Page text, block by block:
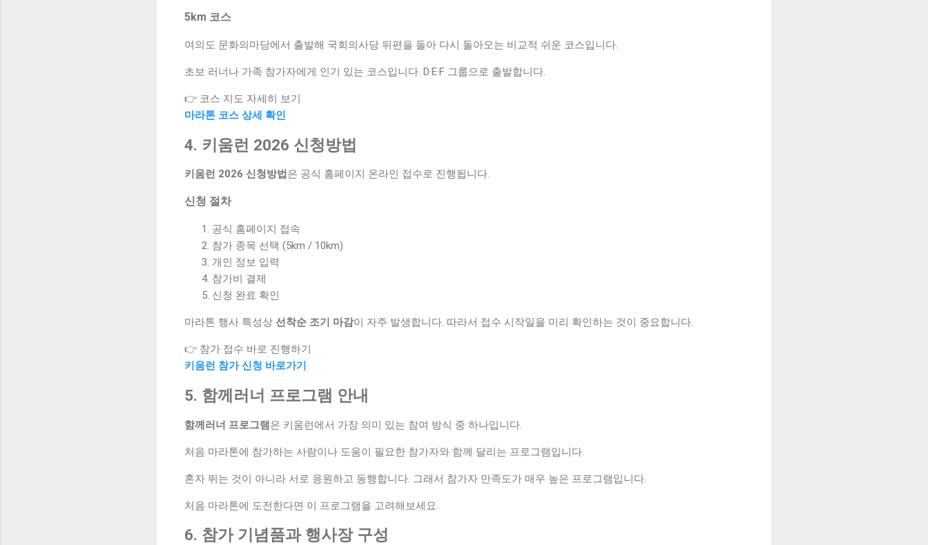
5km 코스
여의도 문화의마당에서 출발해 국회의사당 뒤편을 돌아 다시 돌아오는 비교적 쉬운 코스입니다.
초보 러너나 가족 참가자에게 인기 있는 코스입니다. D·E·F 그룹으로 출발합니다.
👉 코스 지도 자세히 보기
마라톤 코스 상세 확인
4. 키움런 2026 신청방법
키움런 2026 신청방법 은 공식 홈페이지 온라인 접수로 진행됩니다.
신청 절차
공식 홈페이지 접속
참가 종목 선택 (5km / 10km)
개인 정보 입력
참가비 결제
신청 완료 확인
마라톤 행사 특성상 선착순 조기 마감이 자주 발생합니다. 따라서 접수 시작일을 미리 확인하는 것이 중요합니다.
👉 참가 접수 바로 진행하기
키움런 참가 신청 바로가기
5. 함께러너 프로그램 안내
함께러너 프로그램 은 키움런에서 가장 의미 있는 참여 방식 중 하나입니다.
처음 마라톤에 참가하는 사람이나 도움이 필요한 참가자와 함께 달리는 프로그램입니다.
혼자 뛰는 것이 아니라 서로 응원하고 동행합니다. 그래서 참가자 만족도가 매우 높은 프로그램입니다.
처음 마라톤에 도전한다면 이 프로그램을 고려해보세요.
6. 참가 기념품과 행사장 구성